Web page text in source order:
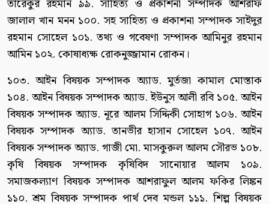
তারেকুর রহমান ৯৯. সাহিত্য ও প্রকাশনা সম্পাদক আশরাফ
জালাল খান মনন ১০০. সহ সাহিত্য ও প্রকাশনা সম্পাদক সাইদুর
রহমান সোহেল ১০১. তথ্য ও গবেষণা সম্পাদক আমিনুর রহমান
আমিন ১০২. কোষাধ্যক্ষ রোকনুজ্জামান রোকন।
১০৩. আইন বিষয়ক সম্পাদক অ্যাড. মুর্তজা কামাল মোস্তাক
১০৪. আইন বিষয়ক সম্পাদক অ্যাড. ইউনুস আলী রবি ১০৫. আইন
বিষয়ক সম্পাদক অ্যাড. নূরে আলম সিদ্দিকী সোহাগ ১০৬. আইন
বিষয়ক সম্পাদক অ্যাড. তানভীর হাসান সোহেল ১০৭. আইন
বিষয়ক সম্পাদক অ্যাড. গাজী মো. মাসকুরুল আলম সৌরভ ১০৮.
কৃষি বিষয়ক সম্পাদক কৃষিবিদ সানোয়ার আলম ১০৯.
সমাজকল্যাণ বিষয়ক সম্পাদক আশরাফুল আলম ফকির লিঙ্কন
১১০. শ্রম বিষয়ক সম্পাদক পার্থ দেব মন্ডল ১১১. শিল্প বিষয়ক